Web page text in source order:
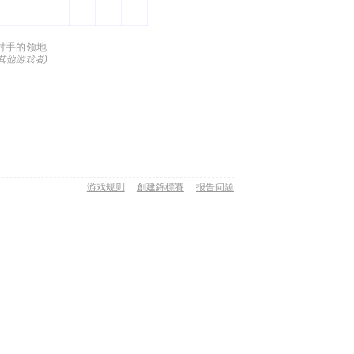
手的领地
他游戏者)
游戏规则 創建錦標賽 报告问题